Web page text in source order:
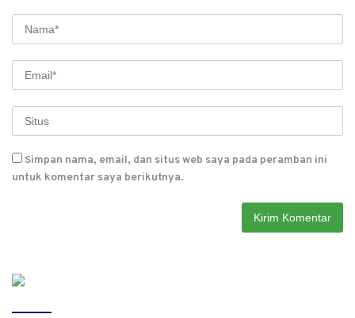
Simpan nama, email, dan situs web saya pada peramban ini
untuk komentar saya berikutnya.